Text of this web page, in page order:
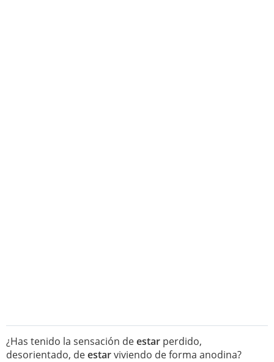
¿Has tenido la sensación deestar perdido,
desorientado, deestarviviendo de forma anodina?